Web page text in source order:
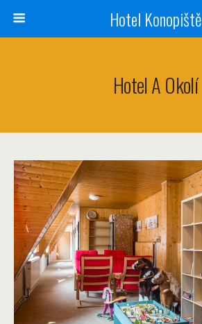
Hotel Konopiště
Hotel A Okolí